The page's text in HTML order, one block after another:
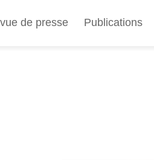
de presse Publications